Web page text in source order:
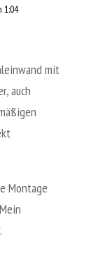
1:04
mit
auch
Montage